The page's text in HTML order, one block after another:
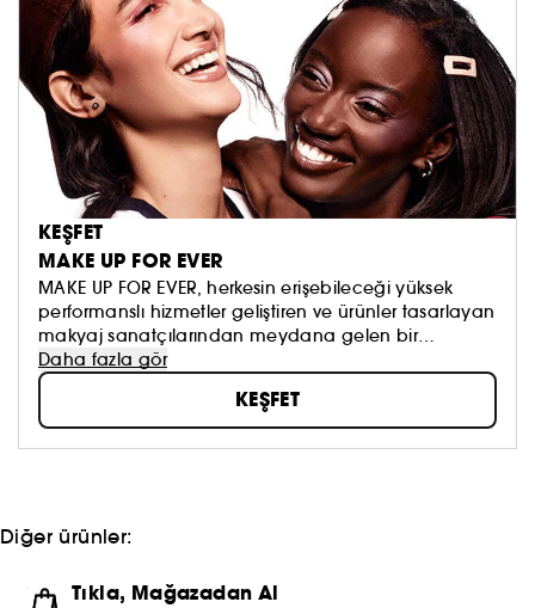
KEŞFET
MAKE UP FOR EVER
MAKE UP FOR EVER, herkesin erişebileceği yüksek
performanslı hizmetler geliştiren ve ürünler tasarlayan
makyaj sanatçılarından meydana gelen bir
topluluktur. Markanın zenginliği çeşitlilik ve
bireysellikten oluşuruyor ve herkesi kendi
benzersizliğini ortaya çıkararak mükemmelleştirmeye
teşvik ediyor. Makyaj sanatçılarıyla olan özel ve
güçlü ilişkimizin temelini oluşturan MAKE UP FOR EVER
hizmet veren bir ekibiz ve herkes için buradayız.
Daha fazla gör
KEŞFET
Diğer ürünler:
Tıkla, Mağazadan Al